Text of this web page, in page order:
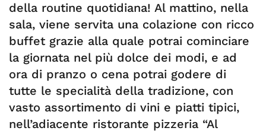
della routine quotidiana! Al mattino, nella
sala, viene servita una colazione con ricco
buffet grazie alla quale potrai cominciare
la giornata nel più dolce dei modi, e ad
ora di pranzo o cena potrai godere di
tutte le specialità della tradizione, con
vasto assortimento di vini e piatti tipici,
nell’adiacente ristorante pizzeria “Al